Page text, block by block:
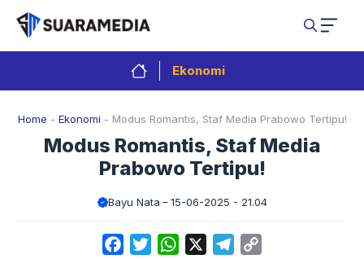
Langsung
isi
Ekonomi
Home - Ekonomi - Modus Romantis, Staf Media Prabowo Tertipu!
Modus Romantis, Staf Media
Prabowo Tertipu!
Bayu Nata 15-06-2025 - 21.04
FacebookTwitterWhatsApp Telegram